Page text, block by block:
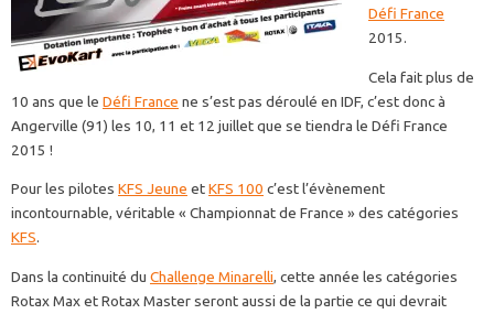
Défi France
2015.
Cela fait plus de
10 ans que le Défi France ne s’est pas déroulé en IDF, c’est donc à
Angerville (91) les 10, 11 et 12 juillet que se tiendra le Défi France
2015 !
Pour les pilotes KFS Jeune etKFS 100 c’est l’évènement
incontournable, véritable « Championnat de France » des catégories
KFS.
Dans la continuité du Challenge Minarelli, cette année les catégories
Rotax Max et Rotax Master seront aussi de la partie ce qui devrait